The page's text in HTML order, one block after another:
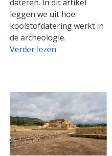
dateren. In dit artikel
leggen we uit hoe
koolstofdatering werkt in
de archeologie.
Verder lezen